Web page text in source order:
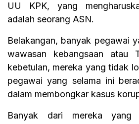
UU KPK, yang
adalah seorang ASN.
Belakangan, banyak pegawai
wawasan kebangsaan atau
kebetulan, mereka yang tidak
pegawai yang selama ini
dalam membongkar kasus
Banyak dari mereka yang